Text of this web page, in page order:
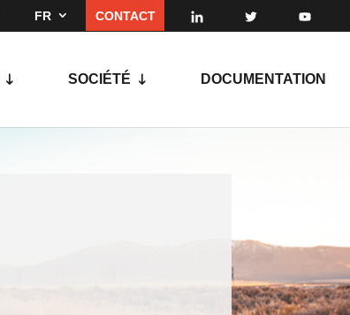
FR CONTACT
SOCIÉTÉ DOCUMENTATION